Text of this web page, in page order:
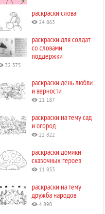
раскраски слова
24 863
раскраски для солдат
со словами
поддержки
32 375
раскраски день любви
и верности
21 187
раскраски на тему сад
и огород
22 822
раскраски домики
сказочных героев
11 833
раскраски на тему
дружба народов
4 890